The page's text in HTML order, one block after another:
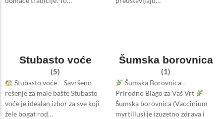
Stubasto voće
(5)
Stubasto voće – Savršeno
rešenje za male bašte Stubasto
voće je idealan izbor za sve koji
žele bogat rod…
Šumska borovnica
(1)
Šumska Borovnica –
Prirodno Blago za Vaš Vrt
Šumska borovnica (Vaccinium
myrtillus) je izuzetno zdrava i